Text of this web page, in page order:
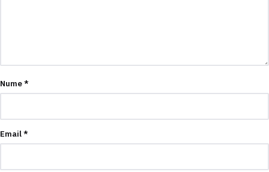
Nume*
Email*